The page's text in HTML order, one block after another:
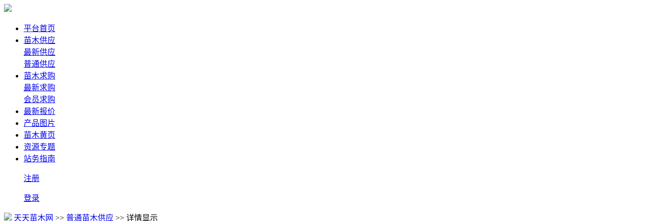
平台首页
苗木供应
最新供应
普通供应
苗木求购
最新求购
会员求购
最新报价
产品图片
苗木黄页
资源专题
站务指南
注册
登录
天天苗木网 >> 普通苗木供应 >> 详情显示